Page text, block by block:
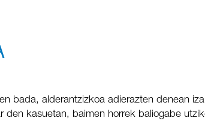
bada, alderantzizkoa adierazten denean
kasuetan, baimen horrek baliogabe